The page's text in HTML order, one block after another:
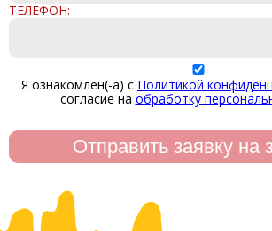
ТЕЛЕФОН:
Я ознакомлен(-а) с Политикой
согласие на обработку